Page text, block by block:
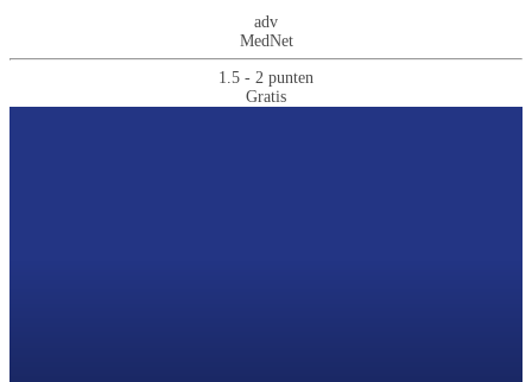
adv
MedNet
1.5 - 2 punten
Gratis